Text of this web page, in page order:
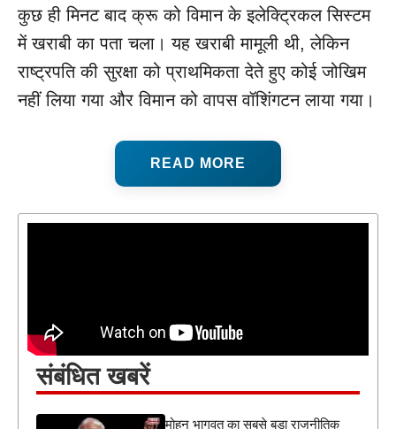
कुछ ही मिनट बाद क्रू को विमान के इलेक्ट्रिकल सिस्टम
में खराबी का पता चला। यह खराबी मामूली थी, लेकिन
राष्ट्रपति की सुरक्षा को प्राथमिकता देते हुए कोई जोखिम
नहीं लिया गया और विमान को वापस वॉशिंगटन लाया गया।
READ MORE
संबंधित खबरें
मोहन भागवत का सबसे बड़ा राजनीतिक